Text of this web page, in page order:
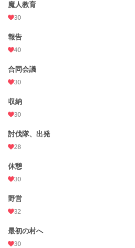
魔人教育
30
報告
40
合同会議
30
収納
30
討伐隊、出発
28
休憩
30
野営
32
最初の村へ
30